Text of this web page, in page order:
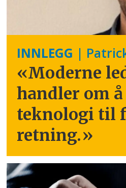
INNLEGG |
«Moderne
handler om
teknologi til
retning.»